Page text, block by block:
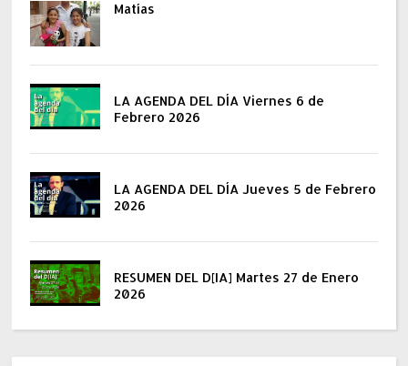
Matías
LA AGENDA DEL DÍA Viernes 6 de
Febrero 2026
LA AGENDA DEL DÍA Jueves 5 de Febrero
2026
RESUMEN DEL D[IA] Martes 27 de Enero
2026